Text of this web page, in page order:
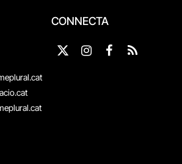
CONNECTA
X
Instagram
Facebook
RSS